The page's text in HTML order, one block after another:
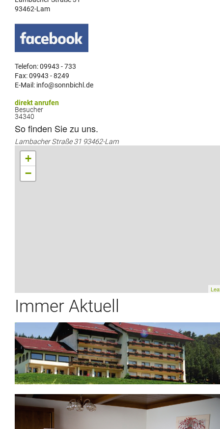
93462-Lam
Telefon: 09943 - 733
Fax: 09943 - 8249
E-Mail: info@sonnbichl.de
direkt anrufen
Besucher
34340
So finden Sie zu uns.
Lambacher Straße 31 93462-Lam
+
−
Immer Aktuell